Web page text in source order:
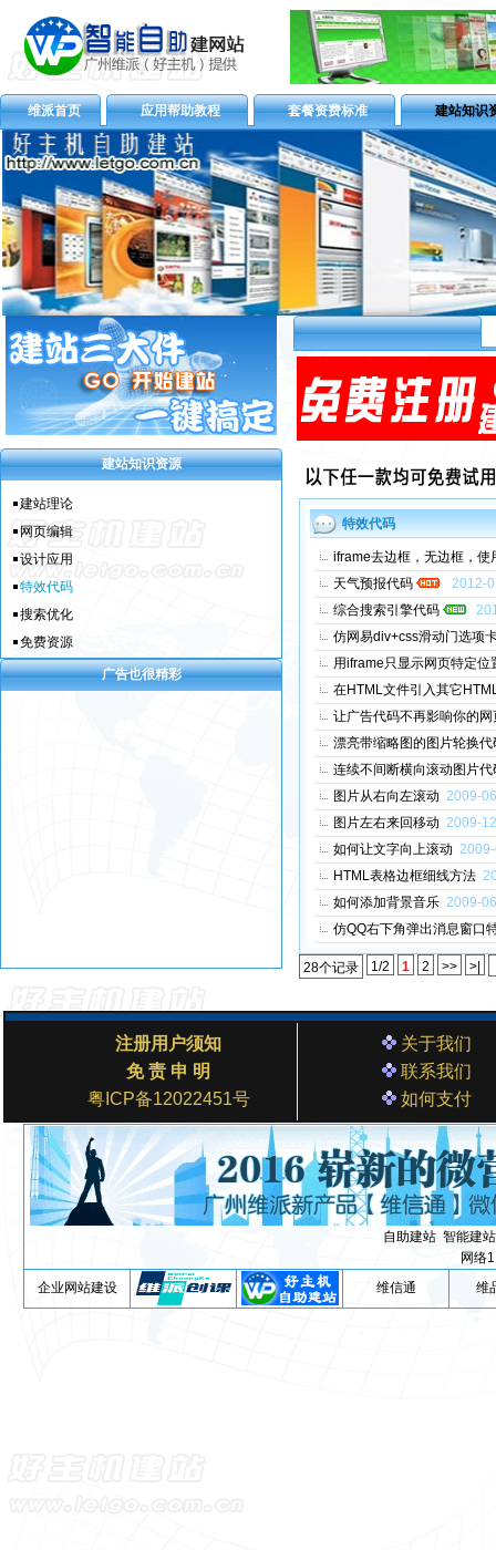
维派首页 应用帮助教程 套餐资费标准 建站知识
建站知识资源
建站理论
网页编辑
设计应用
特效代码
搜索优化
免费资源
广告也很精彩
特效代码
iframe去边框，无边框，使
天气预报代码
2012-
综合搜索引擎代码
仿网易div+css滑动门选项
用iframe只显示网页特定位
在HTML文件引入其它
让广告代码不再影响你的
漂亮带缩略图的图片轮换代
连续不间断横向滚动图片代
图片从右向左滚动 2009-
图片左右来回移动 2009-
如何让文字向上滚动
HTML表格边框细线方法
如何添加背景音乐 2009-
仿QQ右下角弹出消息窗口
28个记录 1/2 1 2 >> >|
注册用户须知
免 责 申 明
粤ICP备12022451号
关于我们
联系我们
如何支付
自助建站 智能建站
网络
企业网站建设
维信通 维